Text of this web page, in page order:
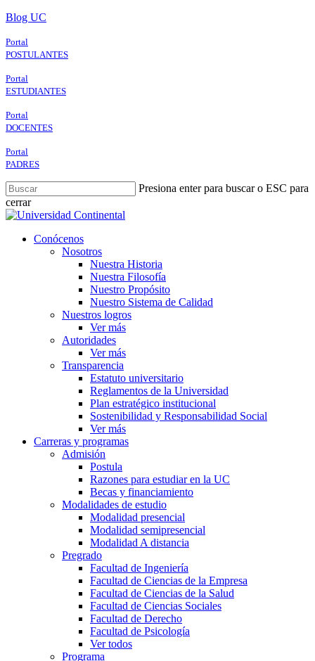
Skip
main
content
Blog UC
Portal
POSTULANTES
Portal
ESTUDIANTES
Portal
DOCENTES
Portal
PADRES
Presiona enter para buscar o ESC para
cerrar
Close
search
Menu
Conócenos
Nosotros
Nuestra Historia
Nuestra Filosofía
Nuestro Propósito
Nuestro Sistema de Calidad
Nuestros logros
Ver más
Autoridades
Ver más
Transparencia
Estatuto universitario
Reglamentos de la Universidad
Plan estratégico institucional
Sostenibilidad y Responsabilidad Social
Ver más
Carreras y programas
Admisión
Postula
Razones para estudiar en la UC
Becas y financiamiento
Modalidades de estudio
Modalidad presencial
Modalidad semipresencial
Modalidad A distancia
Pregrado
Facultad de Ingeniería
Facultad de Ciencias de la Empresa
Facultad de Ciencias de la Salud
Facultad de Ciencias Sociales
Facultad de Derecho
Facultad de Psicología
Ver todos
Programa